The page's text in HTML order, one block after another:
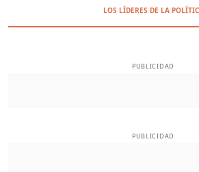
LOS LÍDERES DE LA
PUBLICIDAD
PUBLICIDAD